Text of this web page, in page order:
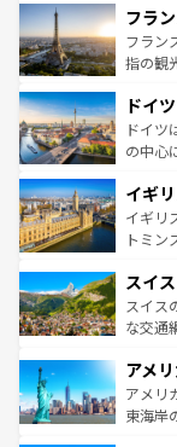
ませて
なお、
しい。
文化が
れる闘
る。首
の城塞
せる。
フラ
フラン
指の観
で、幅
聖堂、
から魅
いる。
香り高
らに、
れる地
を参照
ドイツ
ドイツ
の中心
顔を持
ルリン
してラ
は、お酒
ドイツ
イギ
イギリ
トミン
リアご
ティー
戦など
ンツ一
スイス
スイス
な交通
の建物
博物館
ことが
アメ
アメリ
東海岸